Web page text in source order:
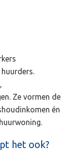
Ze vormen de
én
het ook?